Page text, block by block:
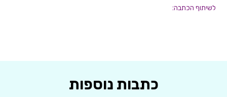
לשיתוף הכתבה:
כתבות נוספות